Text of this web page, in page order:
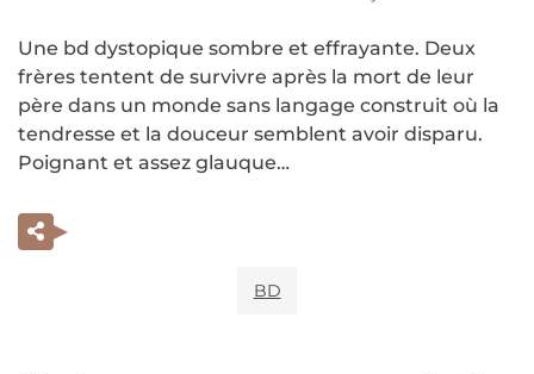
Une bd dystopique sombre et effrayante. Deux
frères tentent de survivre après la mort de leur
père dans un monde sans langage construit où la
tendresse et la douceur semblent avoir disparu.
Poignant et assez glauque…
BD